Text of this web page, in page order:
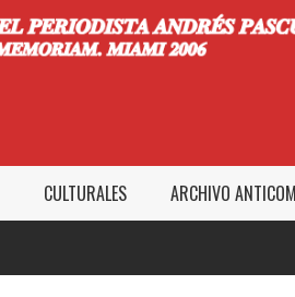
CULTURALES ARCHIVO